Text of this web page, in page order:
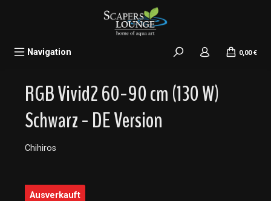
Navigation 0,00 €
RGB Vivid2 60-90 cm (130 W)
Schwarz - DE Version
Chihiros
Bildergalerie überspringen
Ausverkauft